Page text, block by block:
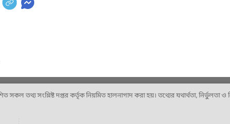
সকল তথ্য সংশ্লিষ্ট দপ্তর কর্তৃক নিয়মিত হালনাগাদ করা হয়। তথ্যের যথার্থতা, নির্ভুলতা ও